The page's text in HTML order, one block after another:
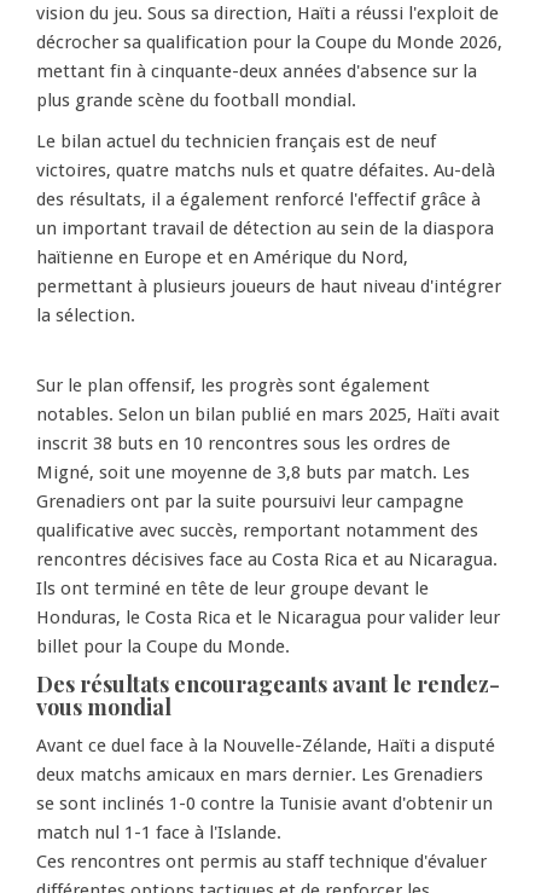
vision du jeu. Sous sa direction, Haïti a réussi l'exploit de
décrocher sa qualification pour la Coupe du Monde 2026,
mettant fin à cinquante-deux années d'absence sur la
plus grande scène du football mondial.
Le bilan actuel du technicien français est de neuf
victoires, quatre matchs nuls et quatre défaites. Au-delà
des résultats, il a également renforcé l'effectif grâce à
un important travail de détection au sein de la diaspora
haïtienne en Europe et en Amérique du Nord,
permettant à plusieurs joueurs de haut niveau d'intégrer
la sélection.
Sur le plan offensif, les progrès sont également
notables. Selon un bilan publié en mars 2025, Haïti avait
inscrit 38 buts en 10 rencontres sous les ordres de
Migné, soit une moyenne de 3,8 buts par match. Les
Grenadiers ont par la suite poursuivi leur campagne
qualificative avec succès, remportant notamment des
rencontres décisives face au Costa Rica et au Nicaragua.
Ils ont terminé en tête de leur groupe devant le
Honduras, le Costa Rica et le Nicaragua pour valider leur
billet pour la Coupe du Monde.
Des résultats encourageants avant le rendez-
vous mondial
Avant ce duel face à la Nouvelle-Zélande, Haïti a disputé
deux matchs amicaux en mars dernier. Les Grenadiers
se sont inclinés 1-0 contre la Tunisie avant d'obtenir un
match nul 1-1 face à l'Islande.
Ces rencontres ont permis au staff technique d'évaluer